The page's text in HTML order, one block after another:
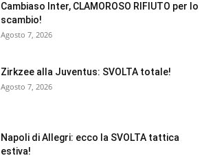
Cambiaso Inter, CLAMOROSO RIFIUTO per lo
scambio!
Agosto 7, 2026
Zirkzee alla Juventus: SVOLTA totale!
Agosto 7, 2026
Napoli di Allegri: ecco la SVOLTA tattica
estiva!